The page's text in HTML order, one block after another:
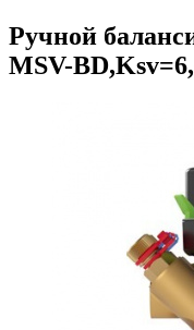
Ручной
MSV-